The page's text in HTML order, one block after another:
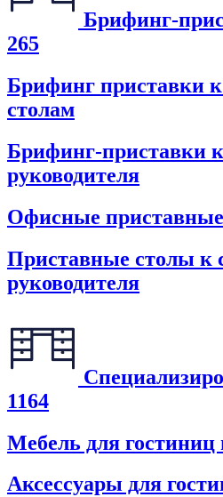
Брифинг-
265
Брифинг приставки
столам
Брифинг-приставки
руководителя
Офисные
Приставные столы к
руководителя
1164
Мебель для гостиниц
Аксессуары для